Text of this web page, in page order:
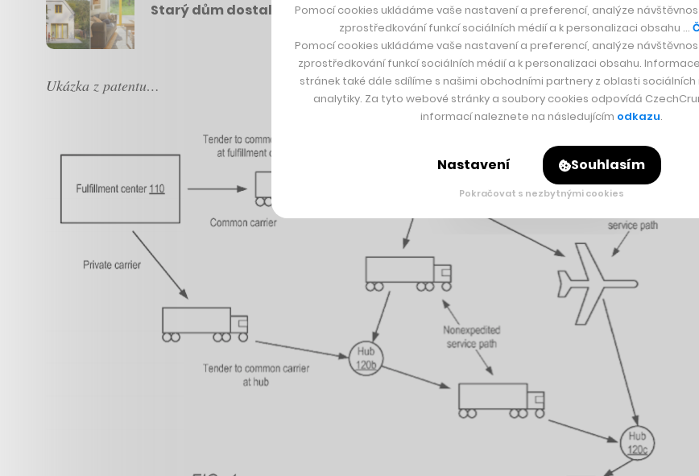
Starý dům dostal nový interiér. Kuchyně se propojila se zahradou
Ukázka z patentu…
Pomocí cookies ukládáme vaše nastavení a preferencí, analýze
zprostředkování funkcí sociálních médií a k personalizaci obsahu …
Pomocí cookies ukládáme vaše nastavení a preferencí, analýze
zprostředkování funkcí sociálních médií a k personalizaci obsahu.
stránek také dále sdílíme s našimi obchodními partnery z oblasti sociálních
analytiky. Za tyto webové stránky a soubory cookies odpovídá
informací naleznete na následujícím odkazu.
Nastavení Souhlasím
Pokračovat s nezbytnými cookies